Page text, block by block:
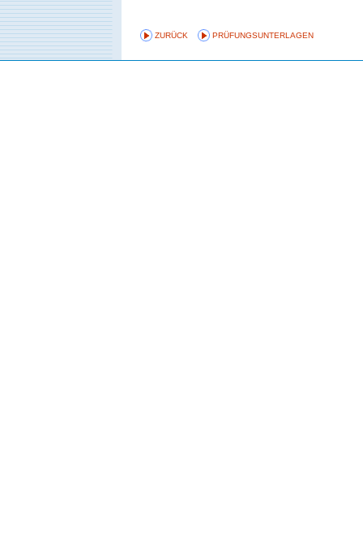
ZURÜCK PRÜFUNGSUNTERLAGEN